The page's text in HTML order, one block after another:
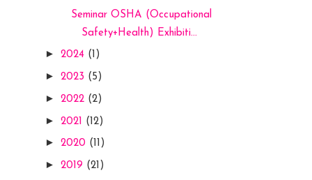
Seminar OSHA (Occupational
Safety+Health) Exhibiti...
► 2024 (1)
► 2023 (5)
► 2022 (2)
► 2021 (12)
► 2020 (11)
► 2019 (21)